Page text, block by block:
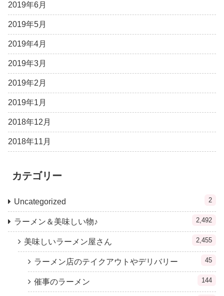
2019年6月
2019年5月
2019年4月
2019年3月
2019年2月
2019年1月
2018年12月
2018年11月
カテゴリー
Uncategorized 2
ラーメン＆美味しい物♪ 2,492
美味しいラーメン屋さん 2,455
ラーメン店のテイクアウトやデリバリー 45
催事のラーメン 144